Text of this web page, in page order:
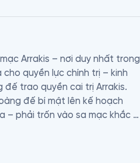
Arrakis – nơi duy nhất trong
quyền lực chính trị – kinh
trao quyền cai trị Arrakis.
đế bí mật lên kế hoạch
– phải trốn vào sa mạc khắc
lồ.
tôn giáo và hệ sinh thái